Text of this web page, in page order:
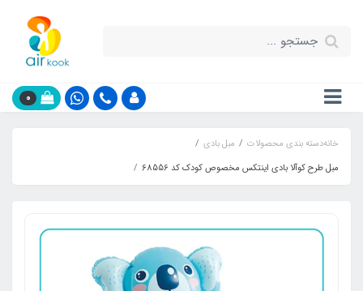
0
خانهدسته بندی محصولات
مبل بادی
مبل طرح کوآلا بادی اینتکس مخصوص کودک کد 68556